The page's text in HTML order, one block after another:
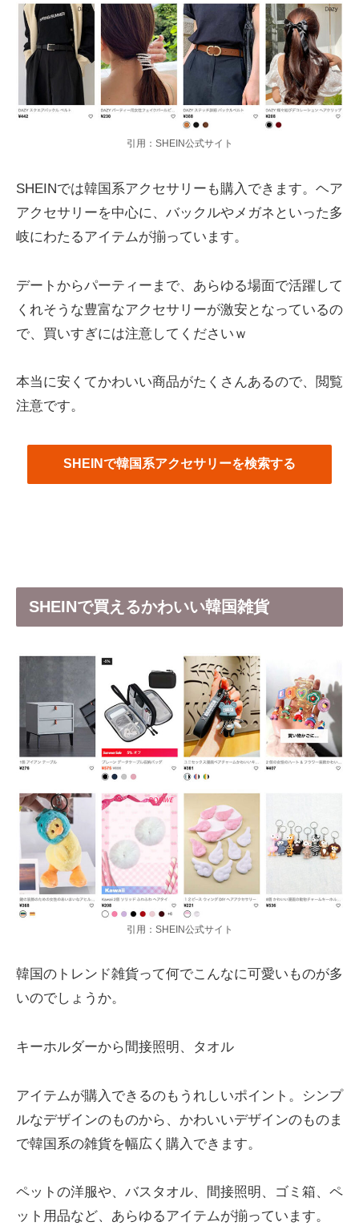
引用：SHEIN公式サイト
SHEINでは韓国系アクセサリーも購入できます。ヘア
アクセサリーを中心に、バックルやメガネといった多
岐にわたるアイテムが揃っています。
デートからパーティーまで、あらゆる場面で活躍して
くれそうな豊富なアクセサリーが激安となっているの
で、買いすぎには注意してくださいｗ
本当に安くてかわいい商品がたくさんあるので、閲覧
注意です。
SHEINで韓国系アクセサリーを検索する
SHEINで買えるかわいい韓国雑貨
引用：SHEIN公式サイト
韓国のトレンド雑貨って何でこんなに可愛いものが多
いのでしょうか。
キーホルダーから間接照明、タオル
アイテムが購入できるのもうれしいポイント。シンプ
ルなデザインのものから、かわいいデザインのものま
で韓国系の雑貨を幅広く購入できます。
ペットの洋服や、バスタオル、間接照明、ゴミ箱、ペ
ット用品など、あらゆるアイテムが揃っています。